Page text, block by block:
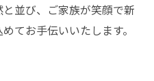
並び、ご家族が笑顔で新
てお手伝いいたします。